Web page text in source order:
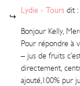
Lydie - Tours dit :
Bonjour Kelly,
Pour répondre à
– jus de fruits
directement,
ajouté,100% pur